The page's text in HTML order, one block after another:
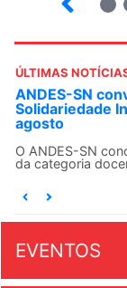
ÚLTIMAS
ANDES-SN
Solidariedade
agosto
O ANDES-SN
da categoria
EVENTOS